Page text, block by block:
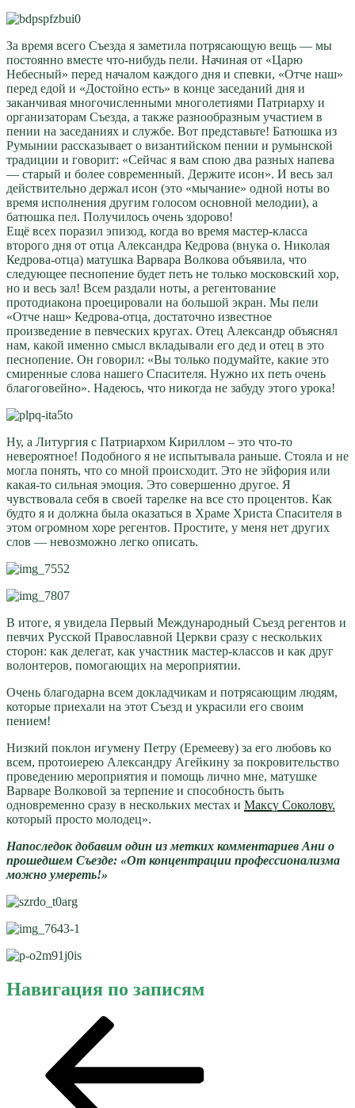
За время всего Съезда я заметила потрясающую вещь — мы
постоянно вместе что-нибудь пели. Начиная от «Царю
Небесный» перед началом каждого дня и спевки, «Отче наш»
перед едой и «Достойно есть» в конце заседаний дня и
заканчивая многочисленными многолетиями Патриарху и
организаторам Съезда, а также разнообразным участием в
пении на заседаниях и службе. Вот представьте! Батюшка из
Румынии рассказывает о византийском пении и румынской
традиции и говорит: «Сейчас я вам спою два разных напева
— старый и более современный. Держите исон». И весь зал
действительно держал исон (это «мычание» одной ноты во
время исполнения другим голосом основной мелодии), а
батюшка пел. Получилось очень здорово!
Ещё всех поразил эпизод, когда во время мастер-класса
второго дня от отца Александра Кедрова (внука о. Николая
Кедрова-отца) матушка Варвара Волкова объявила, что
следующее песнопение будет петь не только московский хор,
но и весь зал! Всем раздали ноты, а регентование
протодиакона проецировали на большой экран. Мы пели
«Отче наш» Кедрова-отца, достаточно известное
произведение в певческих кругах. Отец Александр объяснял
нам, какой именно смысл вкладывали его дед и отец в это
песнопение. Он говорил: «Вы только подумайте, какие это
смиренные слова нашего Спасителя. Нужно их петь очень
благоговейно». Надеюсь, что никогда не забуду этого урока!
Ну, а Литургия с Патриархом Кириллом – это что-то
невероятное! Подобного я не испытывала раньше. Стояла и не
могла понять, что со мной происходит. Это не эйфория или
какая-то сильная эмоция. Это совершенно другое. Я
чувствовала себя в своей тарелке на все сто процентов. Как
будто я и должна была оказаться в Храме Христа Спасителя в
этом огромном хоре регентов. Простите, у меня нет других
слов — невозможно легко описать.
В итоге, я увидела Первый Международный Съезд регентов и
певчих Русской Православной Церкви сразу с нескольких
сторон: как делегат, как участник мастер-классов и как друг
волонтеров, помогающих на мероприятии.
Очень благодарна всем докладчикам и потрясающим людям,
которые приехали на этот Съезд и украсили его своим
пением!
Низкий поклон игумену Петру (Еремееву) за его любовь ко
всем, протоиерею Александру Агейкину за покровительство
проведению мероприятия и помощь лично мне, матушке
Варваре Волковой за терпение и способность быть
одновременно сразу в нескольких местах и Максу Соколову,
который просто молодец».
Напоследок добавим один из метких комментариев Ани о
прошедшем Съезде: «От концентрации профессионализма
можно умереть!»
Навигация по записям